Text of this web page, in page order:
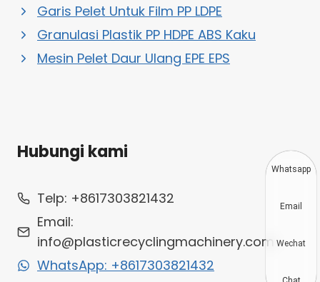
Garis Pelet Untuk Film PP LDPE
Granulasi Plastik PP HDPE ABS Kaku
Mesin Pelet Daur Ulang EPE EPS
Hubungi kami
Telp: +8617303821432
Email:
info@plasticrecyclingmachinery.com
WhatsApp: +8617303821432
Whatsapp
Email
Wechat